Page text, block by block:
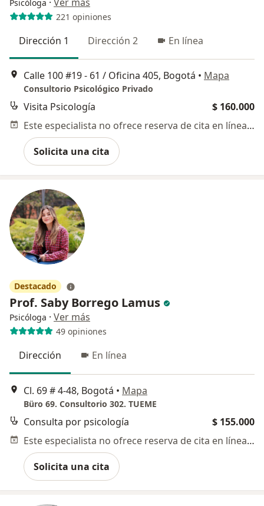
Psicóloga
221 opiniones
Dirección 1 Dirección 2 En línea
Calle 100 #19 - 61 / Oficina 405, Bogotá • Mapa
Consultorio Psicológico Privado
Visita Psicología
$ 160.000
Este especialista no ofrece reserva de cita en línea en esta dirección.
Solicita una cita
Destacado
Prof. Saby Borrego Lamus
Psicóloga · Ver más
49 opiniones
Dirección En línea
Cl. 69 # 4-48, Bogotá • Mapa
Büro 69. Consultorio 302. TUEME
Consulta por psicología
$ 155.000
Este especialista no ofrece reserva de cita en línea en esta dirección.
Solicita una cita